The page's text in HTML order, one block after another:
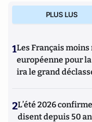
PLUS LUS
1Les Français
européenne pour
ira le grand
2L’été 2026
disent depuis 50